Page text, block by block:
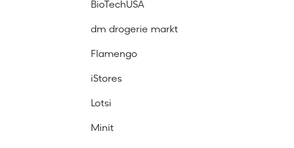
BioTechUSA
dm drogerie markt
Flamengo
iStores
Lotsi
Minit